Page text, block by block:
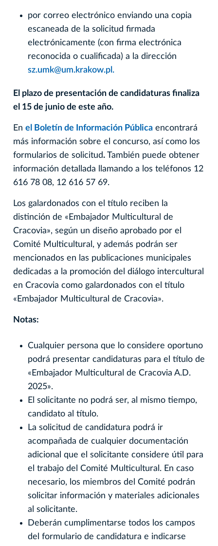
por correo electrónico enviando una copia
escaneada de la solicitud firmada
electrónicamente (con firma electrónica
reconocida o cualificada) a la dirección
sz.umk@um.krakow.pl.
El plazo de presentación de candidaturas finaliza
el 15 de junio de este año.
En el Boletín de Información Pública encontrará
más información sobre el concurso, así como los
formularios de solicitud. También puede obtener
información detallada llamando a los teléfonos 12
616 78 08, 12 616 57 69.
Los galardonados con el título reciben la
distinción de «Embajador Multicultural de
Cracovia», según un diseño aprobado por el
Comité Multicultural, y además podrán ser
mencionados en las publicaciones municipales
dedicadas a la promoción del diálogo intercultural
en Cracovia como galardonados con el título
«Embajador Multicultural de Cracovia».
Notas:
Cualquier persona que lo considere oportuno
podrá presentar candidaturas para el título de
«Embajador Multicultural de Cracovia A.D.
2025».
El solicitante no podrá ser, al mismo tiempo,
candidato al título.
La solicitud de candidatura podrá ir
acompañada de cualquier documentación
adicional que el solicitante considere útil para
el trabajo del Comité Multicultural. En caso
necesario, los miembros del Comité podrán
solicitar información y materiales adicionales
al solicitante.
Deberán cumplimentarse todos los campos
del formulario de candidatura e indicarse